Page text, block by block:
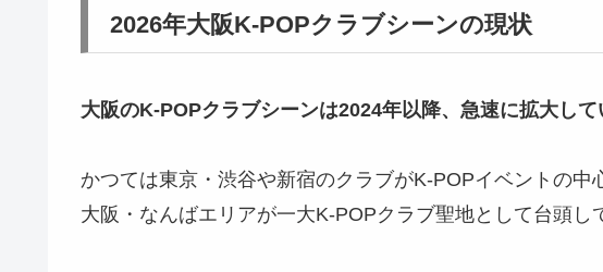
2026年大阪K-POPクラブシーンの現状
大阪のK-POPクラブシーンは2024年以降、急速に拡大して
かつては東京・渋谷や新宿のクラブがK-POPイベントの中
大阪・なんばエリアが一大K-POPクラブ聖地として台頭し